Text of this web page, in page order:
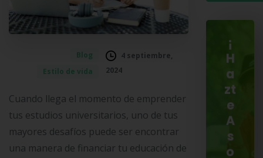
Blog
Estilo de vida
4 septiembre,
2024
Cuando llega el momento de emprender
tus estudios universitarios, uno de tus
mayores desafíos puede ser encontrar
una manera de financiar tu educación de
¡
H
a
zt
e
A
s
o